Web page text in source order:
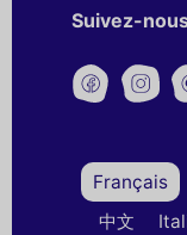
Suivez-
Français
中文